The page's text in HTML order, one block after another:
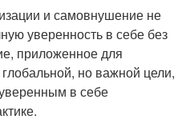
и самовнушение не
уверенность в себе без
приложенное для
но важной цели,
в себе